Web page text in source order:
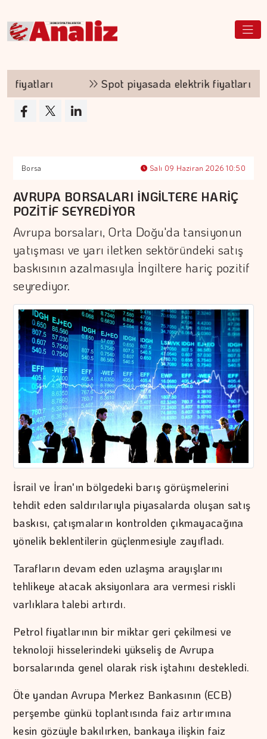
fiyatları Spot piyasada elektrik fiyatları
Borsa Salı 09 Haziran 2026 10:50
AVRUPA BORSALARI İNGİLTERE HARİÇ
POZİTİF SEYREDİYOR
Avrupa borsaları, Orta Doğu'da tansiyonun
yatışması ve yarı iletken sektöründeki satış
baskısının azalmasıyla İngiltere hariç pozitif
seyrediyor.
İsrail ve İran'ın bölgedeki barış görüşmelerini
tehdit eden saldırılarıyla piyasalarda oluşan satış
baskısı, çatışmaların kontrolden çıkmayacağına
yönelik beklentilerin güçlenmesiyle zayıfladı.
Tarafların devam eden uzlaşma arayışlarını
tehlikeye atacak aksiyonlara ara vermesi riskli
varlıklara talebi artırdı.
Petrol fiyatlarının bir miktar geri çekilmesi ve
teknoloji hisselerindeki yükseliş de Avrupa
borsalarında genel olarak risk iştahını destekledi.
Öte yandan Avrupa Merkez Bankasının (ECB)
perşembe günkü toplantısında faiz artırımına
kesin gözüyle bakılırken, bankaya ilişkin faiz